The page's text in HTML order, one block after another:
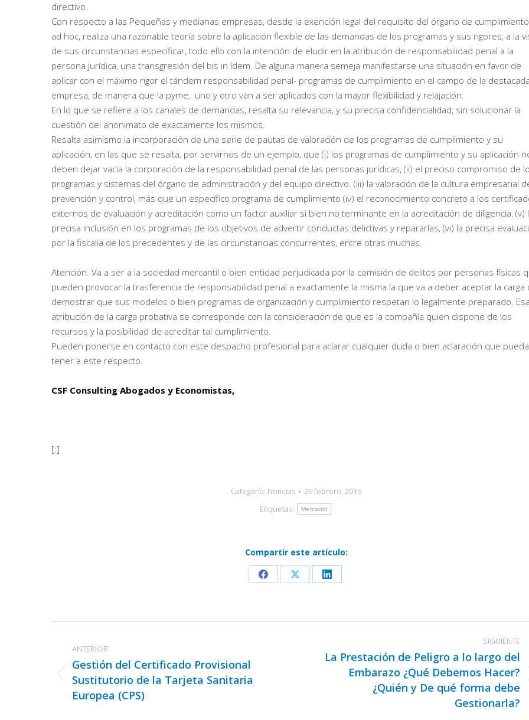
directivo.
Con respecto a las Pequeñas y medianas empresas, desde la exención legal del requisito del órgano de cumplimiento
ad hoc, realiza una razonable teoría sobre la aplicación flexible de las demandas de los programas y sus rigores, a la
de sus circunstancias especificar, todo ello con la intención de eludir en la atribución de responsabilidad penal a la
persona jurídica, una transgresión del bis in ídem. De alguna manera semeja manifestarse una situación en favor de
aplicar con el máximo rigor el tándem responsabilidad penal- programas de cumplimiento en el campo de la destacada
empresa, de manera que la pyme, uno y otro van a ser aplicados con la mayor flexibilidad y relajación.
En lo que se refiere a los canales de demandas, resalta su relevancia, y su precisa confidencialidad, sin solucionar la
cuestión del anonimato de exactamente los mismos.
Resalta asimismo la incorporación de una serie de pautas de valoración de los programas de cumplimiento y su
aplicación, en las que se resalta, por servirnos de un ejemplo, que (i) los programas de cumplimiento y su aplicación
deben dejar vacía la corporación de la responsabilidad penal de las personas jurídicas, (ii) el preciso compromiso de
programas y sistemas del órgano de administración y del equipo directivo. (iii) la valoración de la cultura empresarial
prevención y control, más que un específico programa de cumplimiento (iv) el reconocimiento concreto a los
externos de evaluación y acreditación como un factor auxiliar si bien no terminante en la acreditación de diligencia, (v)
precisa inclusión en los programas de los objetivos de advertir conductas delictivas y repararlas, (vi) la precisa
por la fiscalía de los precedentes y de las circunstancias concurrentes, entre otras muchas.
Atención. Va a ser a la sociedad mercantil o bien entidad perjudicada por la comisión de delitos por personas físicas
pueden provocar la trasferencia de responsabilidad penal a exactamente la misma la que va a deber aceptar la carga
demostrar que sus modelos o bien programas de organización y cumplimiento respetan lo legalmente preparado. Esa
atribución de la carga probativa se corresponde con la consideración de que es la compañía quien dispone de los
recursos y la posibilidad de acreditar tal cumplimiento.
Pueden ponerse en contacto con este despacho profesional para aclarar cualquier duda o bien aclaración que
tener a este respecto.
CSF Consulting Abogados y Economistas,
[:]
Categoría: Noticias
29 febrero, 2016
Etiquetas:
Mercantil
Compartir este artículo:
Share
Facebook
Share
X
Share
LinkedIn
entre
publicaciones
ANTERIOR
Publicación
anterior:
Gestión del Certificado Provisional
Sustitutorio de la Tarjeta Sanitaria
Europea (CPS)
SIGUIENTE
Publicación
La Prestación de Peligro a lo largo del
Embarazo ¿Qué Debemos Hacer?
¿Quién y De qué forma debe
Gestionarla?